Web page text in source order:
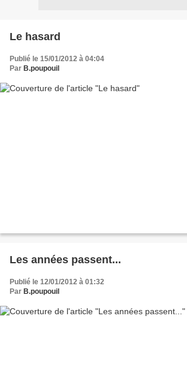
Le hasard
Publié le 15/01/2012 à 04:04
Par B.poupouil
Les années passent...
Publié le 12/01/2012 à 01:32
Par B.poupouil